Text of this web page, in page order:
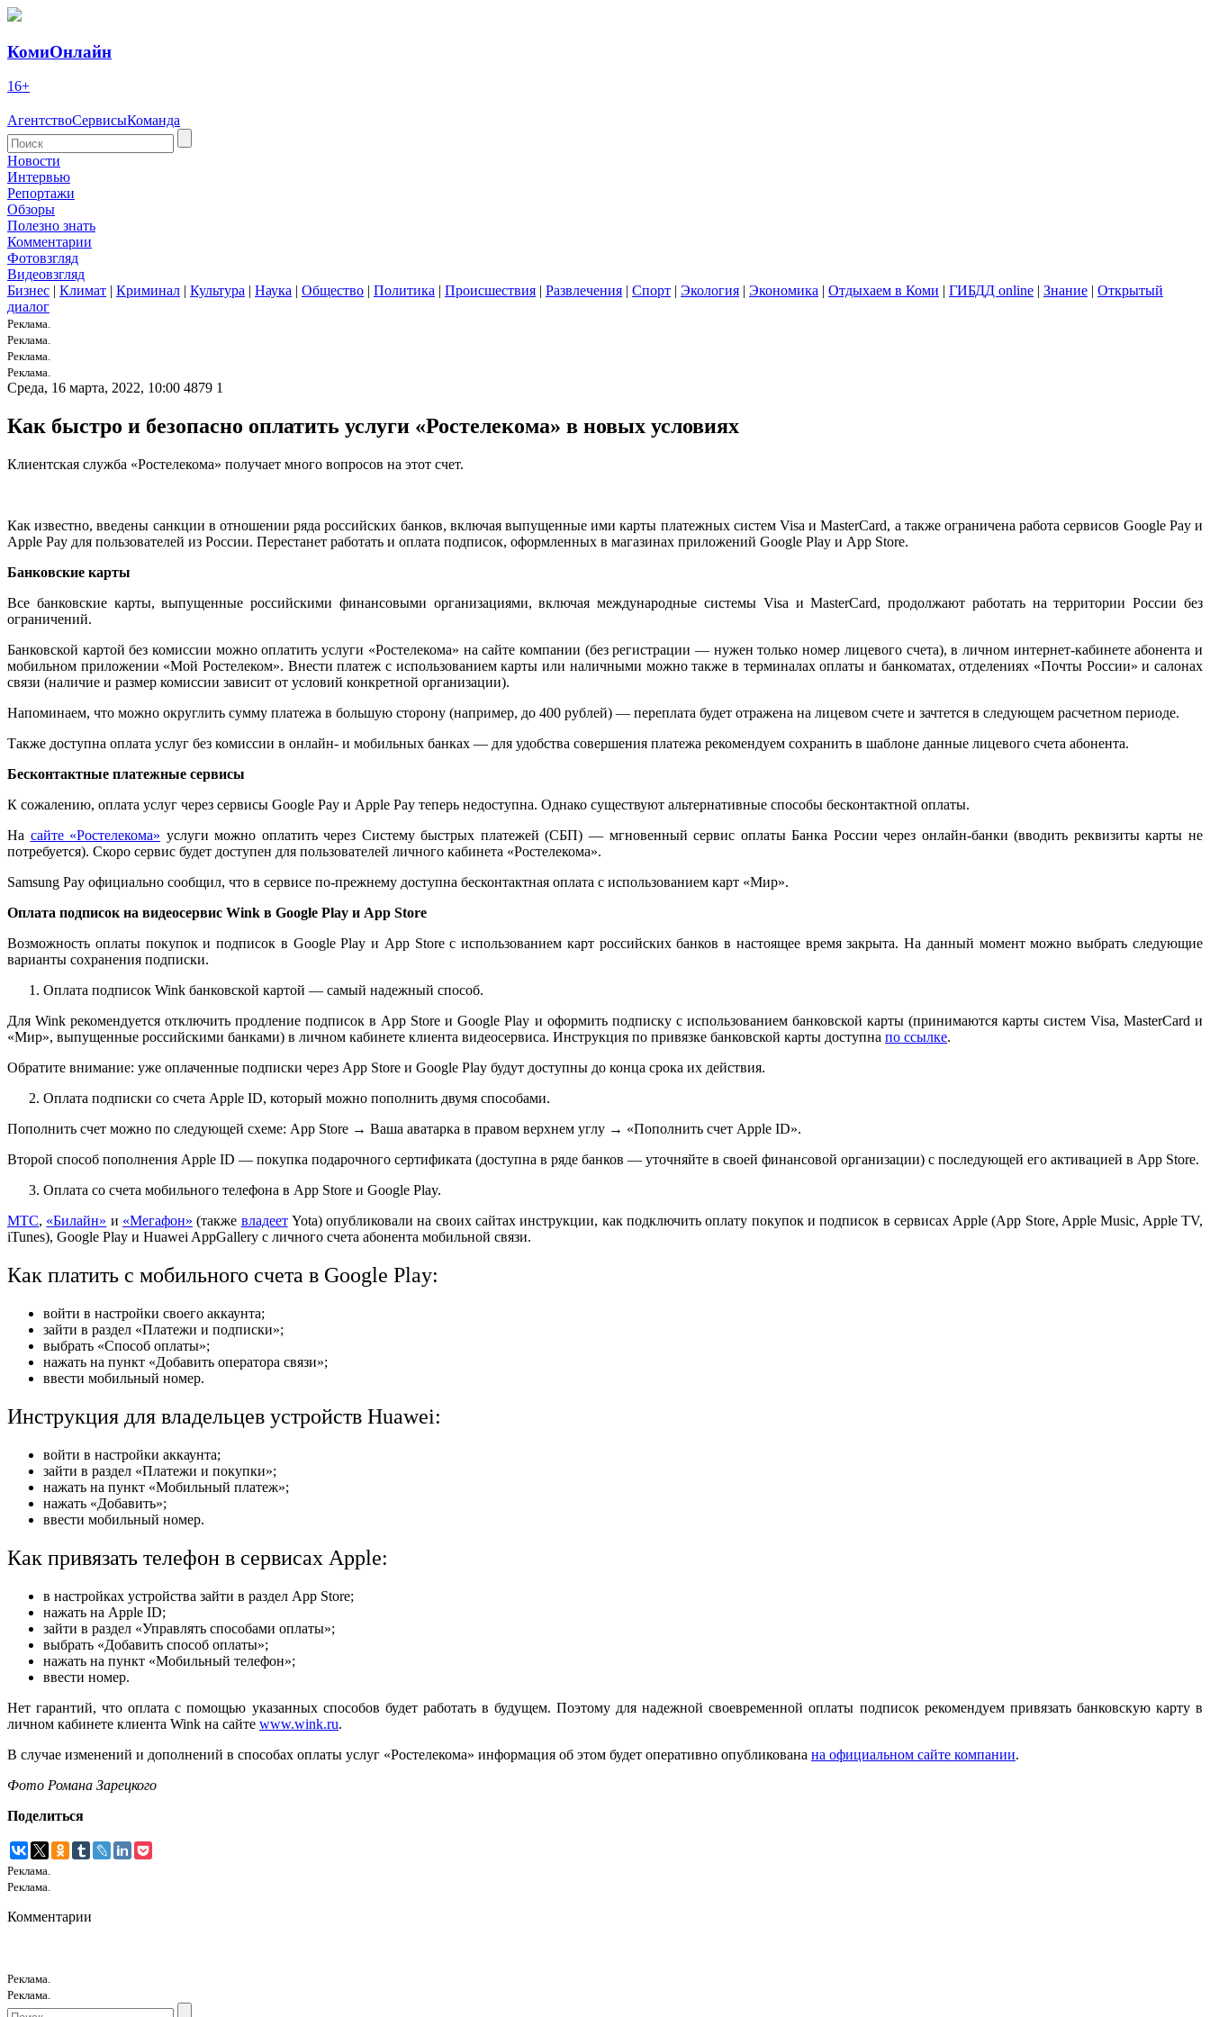
КомиОнлайн
16+
АгентствоСервисыКоманда
Новости
Интервью
Репортажи
Обзоры
Полезно знать
Комментарии
Фотовзгляд
Видеовзгляд
Бизнес | Климат | Криминал | Культура | Наука | Общество | Политика | Происшествия | Развлечения | Спорт | Экология | Экономика | Отдыхаем в Коми | ГИБДД online | Знание | Открытый
диалог
Реклама.
Реклама.
Реклама.
Реклама.
Среда, 16 марта, 2022, 10:00 4879 1
Как быстро и безопасно оплатить услуги «Ростелекома» в новых условиях
Клиентская служба «Ростелекома» получает много вопросов на этот счет.
Как известно, введены санкции в отношении ряда российских банков, включая выпущенные ими карты платежных систем Visa и MasterCard, а также ограничена работа сервисов Google Pay и
Apple Pay для пользователей из России. Перестанет работать и оплата подписок, оформленных в магазинах приложений Google Play и App Store.
Банковские карты
Все банковские карты, выпущенные российскими финансовыми организациями, включая международные системы Visa и MasterCard, продолжают работать на территории России без
ограничений.
Банковской картой без комиссии можно оплатить услуги «Ростелекома» на сайте компании (без регистрации — нужен только номер лицевого счета), в личном интернет-кабинете абонента и
мобильном приложении «Мой Ростелеком». Внести платеж с использованием карты или наличными можно также в терминалах оплаты и банкоматах, отделениях «Почты России» и салонах
связи (наличие и размер комиссии зависит от условий конкретной организации).
Напоминаем, что можно округлить сумму платежа в большую сторону (например, до 400 рублей) — переплата будет отражена на лицевом счете и зачтется в следующем расчетном периоде.
Также доступна оплата услуг без комиссии в онлайн- и мобильных банках — для удобства совершения платежа рекомендуем сохранить в шаблоне данные лицевого счета абонента.
Бесконтактные платежные сервисы
К сожалению, оплата услуг через сервисы Google Pay и Apple Pay теперь недоступна. Однако существуют альтернативные способы бесконтактной оплаты.
На сайте «Ростелекома» услуги можно оплатить через Систему быстрых платежей (СБП) — мгновенный сервис оплаты Банка России через онлайн-банки (вводить реквизиты карты не
потребуется). Скоро сервис будет доступен для пользователей личного кабинета «Ростелекома».
Samsung Pay официально сообщил, что в сервисе по-прежнему доступна бесконтактная оплата с использованием карт «Мир».
Оплата подписок на видеосервис Wink в Google Play и App Store
Возможность оплаты покупок и подписок в Google Play и App Store с использованием карт российских банков в настоящее время закрыта. На данный момент можно выбрать следующие
варианты сохранения подписки.
Оплата подписок Wink банковской картой — самый надежный способ.
Для Wink рекомендуется отключить продление подписок в App Store и Google Play и оформить подписку с использованием банковской карты (принимаются карты систем Visa, MasterCard и
«Мир», выпущенные российскими банками) в личном кабинете клиента видеосервиса. Инструкция по привязке банковской карты доступна по ссылке.
Обратите внимание: уже оплаченные подписки через App Store и Google Play будут доступны до конца срока их действия.
Оплата подписки со счета Apple ID, который можно пополнить двумя способами.
Пополнить счет можно по следующей схеме: App Store → Ваша аватарка в правом верхнем углу → «Пополнить счет Apple ID».
Второй способ пополнения Apple ID — покупка подарочного сертификата (доступна в ряде банков — уточняйте в своей финансовой организации) с последующей его активацией в App Store.
Оплата со счета мобильного телефона в App Store и Google Play.
МТС, «Билайн» и «Мегафон» (также владеетYota) опубликовали на своих сайтах инструкции, как подключить оплату покупок и подписок в сервисах Apple (App Store, Apple Music, Apple TV,
iTunes), Google Play и Huawei AppGallery с личного счета абонента мобильной связи.
Как платить с мобильного счета в Google Play:
войти в настройки своего аккаунта;
зайти в раздел «Платежи и подписки»;
выбрать «Способ оплаты»;
нажать на пункт «Добавить оператора связи»;
ввести мобильный номер.
Инструкция для владельцев устройств Huawei:
войти в настройки аккаунта;
зайти в раздел «Платежи и покупки»;
нажать на пункт «Мобильный платеж»;
нажать «Добавить»;
ввести мобильный номер.
Как привязать телефон в сервисах Apple:
в настройках устройства зайти в раздел App Store;
нажать на Apple ID;
зайти в раздел «Управлять способами оплаты»;
выбрать «Добавить способ оплаты»;
нажать на пункт «Мобильный телефон»;
ввести номер.
Нет гарантий, что оплата с помощью указанных способов будет работать в будущем. Поэтому для надежной своевременной оплаты подписок рекомендуем привязать банковскую карту в
личном кабинете клиента Wink на сайте www.wink.ru.
В случае изменений и дополнений в способах оплаты услуг «Ростелекома» информация об этом будет оперативно опубликована на официальном сайте компании.
Фото Романа Зарецкого
Поделиться
Реклама.
Реклама.
Комментарии
Реклама.
Реклама.